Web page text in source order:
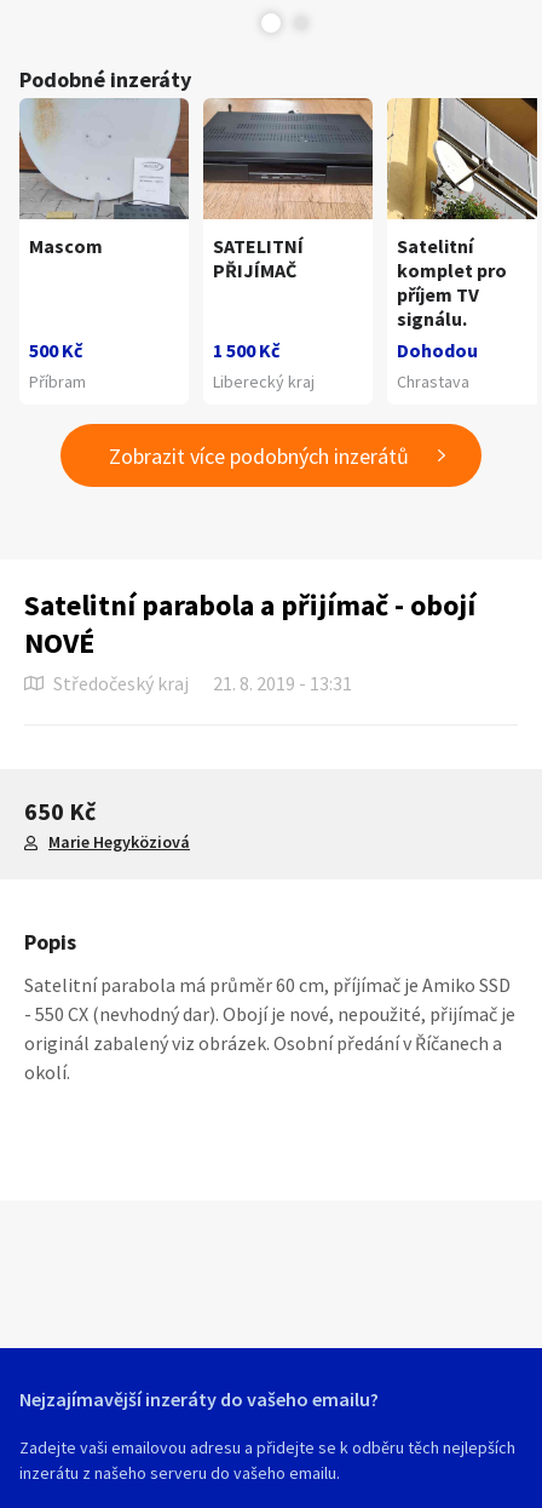
Podobné inzeráty
Mascom
500 Kč
Příbram
SATELITNÍ
PŘIJÍMAČ
1 500 Kč
Liberecký kraj
Satelitní
komplet pro
příjem TV
signálu.
Dohodou
Chrastava
Zobrazit více podobných inzerátů
Satelitní parabola a přijímač - obojí
NOVÉ
Středočeský kraj 21. 8. 2019 - 13:31
650 Kč
Marie Hegyköziová
Popis
Satelitní parabola má průměr 60 cm, příjímač je Amiko SSD
- 550 CX (nevhodný dar). Obojí je nové, nepoužité, přijímač je
originál zabalený viz obrázek. Osobní předání v Říčanech a
okolí.
Nejzajímavější inzeráty do vašeho emailu?
Zadejte vaši emailovou adresu a přidejte se k odběru těch nejlepších
inzerátu z našeho serveru do vašeho emailu.